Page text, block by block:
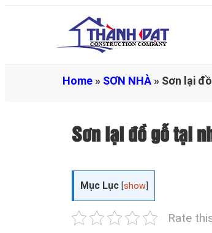
Home » SƠN NHÀ » Sơn lại
Sơn lại đồ gỗ tại
Mục Lục [show
Rate